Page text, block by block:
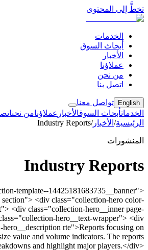
تخطَّ إلى المحتوى
الخدمات
أبحاث السوق
الأخبار
عملاؤنا
من نحن
اتصل بنا
English
تواصل معنا
الخدماتأبحاث السوقالأخبار عملاؤنامن نحن
الرئيسية/ الأخبار/
Industry Reports
المنشورات
Industry Reports
template--14425181683735__banner"
<div class="collection-hero color-
<div class="collection-hero__inner page-
hero__text-wrapper"> <div
rte">Reports focusing on
value and volume indicators. The reports
and highlight major players.</div>